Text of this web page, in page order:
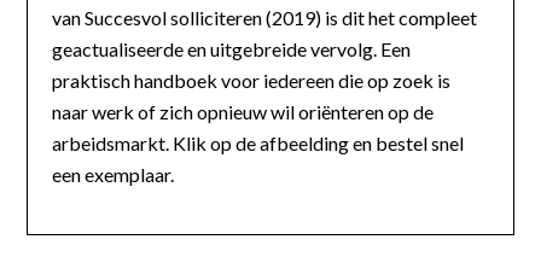
van Succesvol solliciteren (2019) is dit het compleet
geactualiseerde en uitgebreide vervolg. Een
praktisch handboek voor iedereen die op zoek is
naar werk of zich opnieuw wil oriënteren op de
arbeidsmarkt. Klik op de afbeelding en bestel snel
een exemplaar.